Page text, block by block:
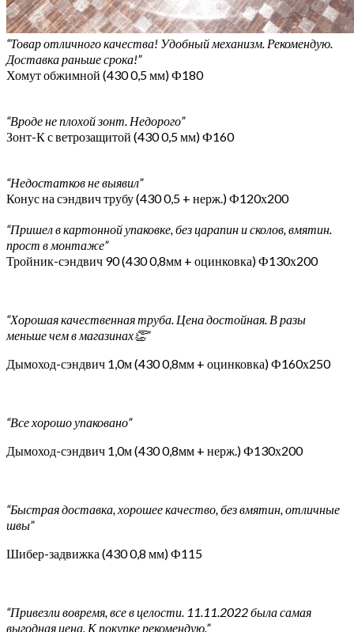
“Товар отличного качества! Удобный механизм. Рекомендую.
Доставка раньше срока!”
Хомут обжимной (430 0,5 мм) Ф180
“Вроде не плохой зонт. Недорого”
Зонт-К с ветрозащитой (430 0,5 мм) Ф160
“Недостатков не выявил”
Конус на сэндвич трубу (430 0,5 + нерж.) Ф120х200
“Пришел в картонной упаковке, без царапин и сколов, вмятин.
прост в монтаже”
Тройник-сэндвич 90 (430 0,8мм + оцинковка) Ф130х200
“Хорошая качественная труба. Цена достойная. В разы
меньше чем в магазинах👏”
Дымоход-сэндвич 1,0м (430 0,8мм + оцинковка) Ф160х250
“Все хорошо упаковано”
Дымоход-сэндвич 1,0м (430 0,8мм + нерж.) Ф130х200
“Быстрая доставка, хорошее качество, без вмятин, отличные
швы”
Шибер-задвижка (430 0,8 мм) Ф115
“Привезли вовремя, все в целости. 11.11.2022 была самая
выгодная цена. К покупке рекомендую.”